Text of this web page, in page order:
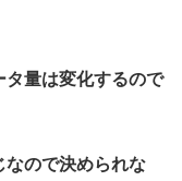
量は変化するので
ので決められな